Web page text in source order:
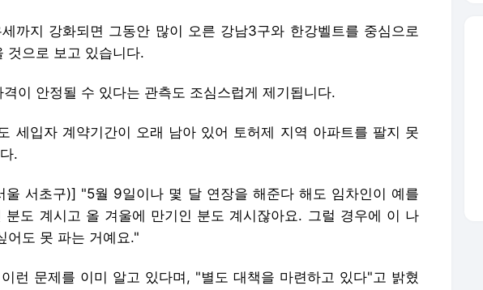
까지 강화되면 그동안 많이 오른 강남3구와 한강벨트를 중심으로
것으로 보고 있습니다.
이 안정될 수 있다는 관측도 조심스럽게 제기됩니다.
세입자 계약기간이 오래 남아 있어 토허제 지역 아파트를 팔지 못
.
울 서초구)] "5월 9일이나 몇 달 연장을 해준다 해도 임차인이 예를
분도 계시고 올 겨울에 만기인 분도 계시잖아요. 그럴 경우에 이 나
어도 못 파는 거예요."
런 문제를 이미 알고 있다며, "별도 대책을 마련하고 있다"고 밝혔